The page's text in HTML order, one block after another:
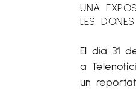
UNA
LES
El dia 31
a
un